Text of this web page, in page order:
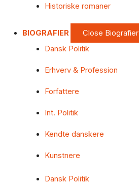
Historiske romaner
BIOGRAFIER Close Biografier
Dansk Politik
Erhverv & Profession
Forfattere
Int. Politik
Kendte danskere
Kunstnere
Dansk Politik